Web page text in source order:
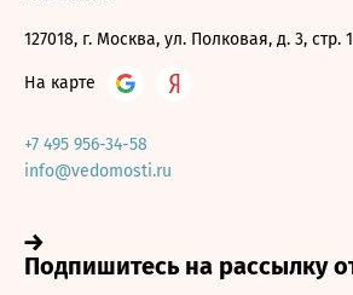
127018, г. Москва, ул. Полковая, д. 3, стр. 1
На карте
+7 495 956-34-58
info@vedomosti.ru